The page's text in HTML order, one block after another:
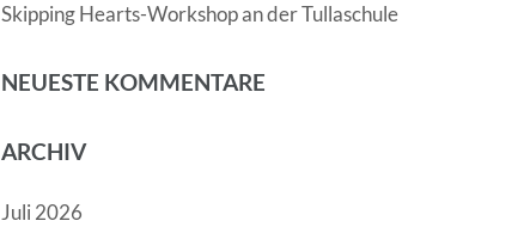
Skipping Hearts-Workshop an der Tullaschule
NEUESTE KOMMENTARE
ARCHIV
Juli 2026